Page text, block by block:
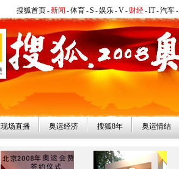
搜狐首页-新闻 -体育-S -娱乐-V- 财经-IT-汽车-
现场直播 奥运经济 搜狐8年 奥运情结